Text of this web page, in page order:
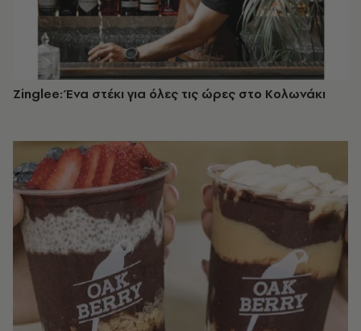
Zinglee: Ένα στέκι για όλες τις ώρες στο Κολωνάκι